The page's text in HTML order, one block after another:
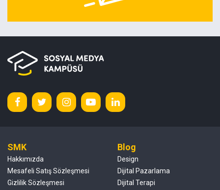
SMK
Hakkımızda
Mesafeli Satış Sözleşmesi
Gizlilik Sözleşmesi
Blog
Design
Dijital Pazarlama
Dijital Terapi